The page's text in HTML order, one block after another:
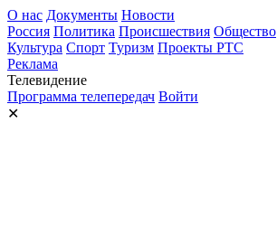
О нас Документы Новости
Россия Политика Происшествия Общество
Культура Спорт Туризм Проекты РТС
Реклама
Телевидение
Программа телепередач Войти
✕